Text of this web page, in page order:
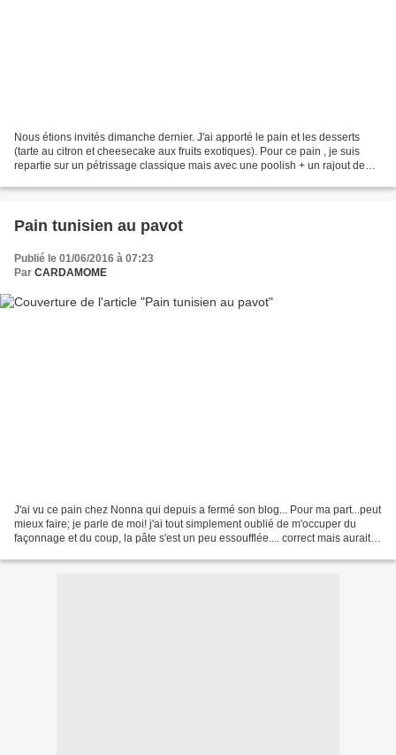
Nous étions invités dimanche dernier. J'ai apporté le pain et les desserts
(tarte au citron et cheesecake aux fruits exotiques). Pour ce pain , je suis
repartie sur un pétrissage classique mais avec une poolish + un rajout de
Pain tunisien au pavot
Publié le 01/06/2016 à 07:23
Par CARDAMOME
J'ai vu ce pain chez Nonna qui depuis a fermé son blog... Pour ma part...peut
mieux faire; je parle de moi! j'ai tout simplement oublié de m'occuper du
façonnage et du coup, la pâte s'est un peu essoufflée.... correct mais aurait